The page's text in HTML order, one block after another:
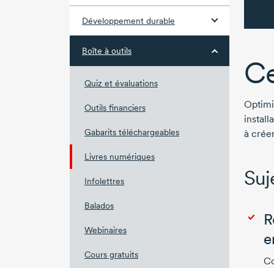
Développement durable
Boîte à outils
Quiz et évaluations
Outils financiers
Gabarits téléchargeables
Livres numériques
Infolettres
Balados
Webinaires
Cours gratuits
à